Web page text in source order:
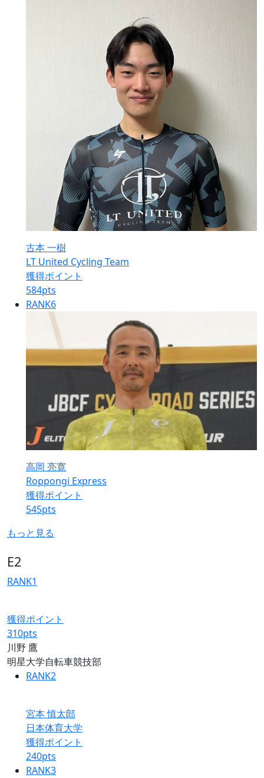
古本 一樹
LT United Cycling Team
獲得ポイント
584pts
RANK6
高岡 亮寛
Roppongi Express
獲得ポイント
545pts
もっと見る
E2
RANK1
獲得ポイント
310pts
川野 鷹
明星大学自転車競技部
RANK2
宮本 慎太郎
日本体育大学
獲得ポイント
240pts
RANK3